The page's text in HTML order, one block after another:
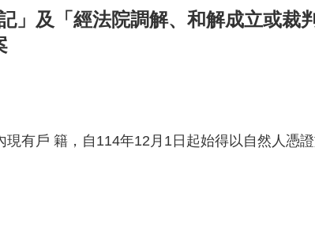
」及「經法院調解、和解成立或裁
有戶 籍，自114年12月1日起始得以自然人憑